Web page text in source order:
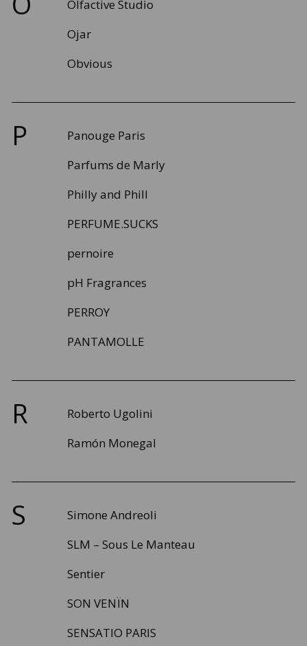
Olfactive Studio
Ojar
Obvious
P
Panouge Paris
Parfums de Marly
Philly and Phill
PERFUME.SUCKS
pernoire
pH Fragrances
PERROY
PANTAMOLLE
R
Roberto Ugolini
Ramón Monegal
S
Simone Andreoli
SLM – Sous Le Manteau
Sentier
SON VENÏN
SENSATIO PARIS